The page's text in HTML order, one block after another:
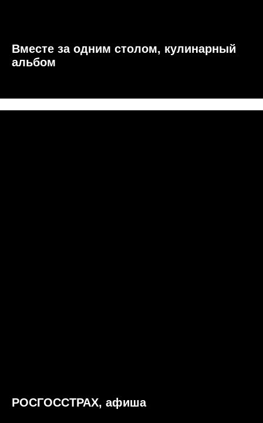
Вместе за одним столом, кулинарный
альбом
РОСГОССТРАХ, афиша